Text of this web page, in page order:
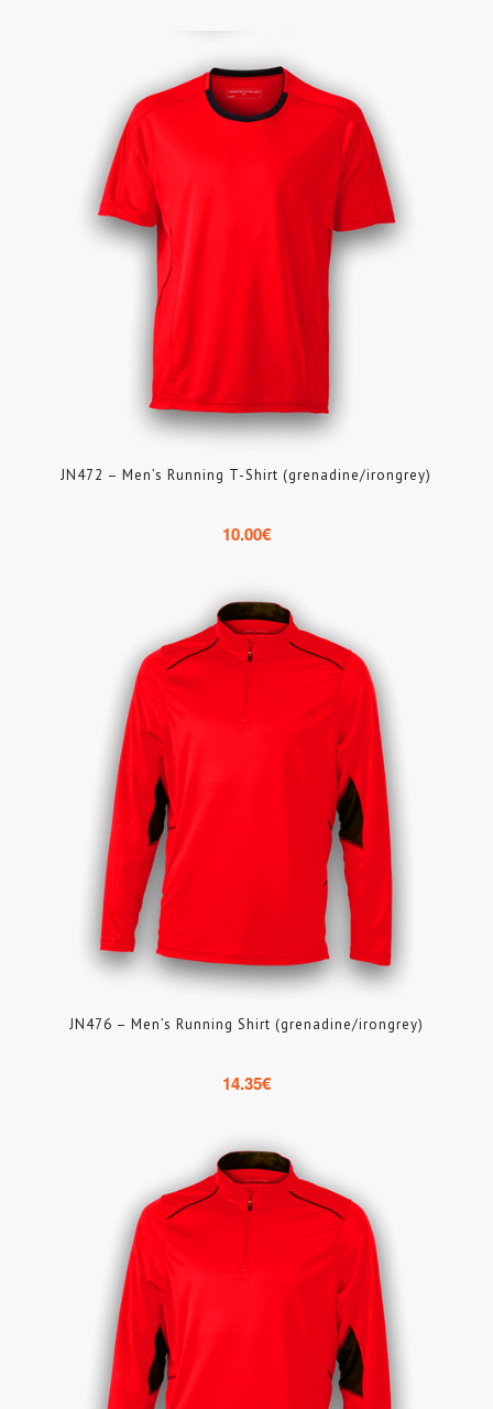
JN472 – Men’s Running T-Shirt (grenadine/irongrey)
10.00€
JN476 – Men’s Running Shirt (grenadine/irongrey)
14.35€